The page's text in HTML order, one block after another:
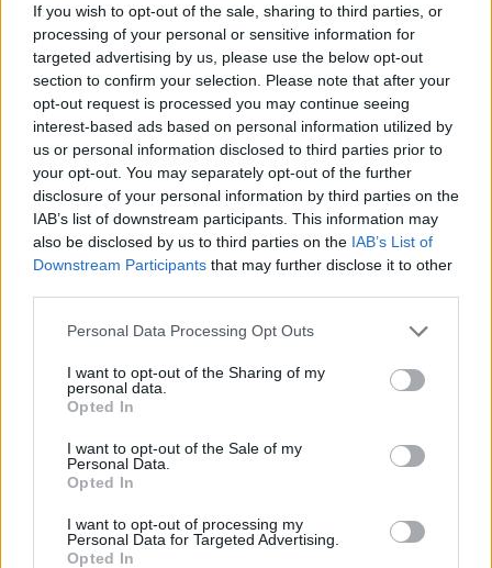
If you wish to opt-out of the sale, sharing to third parties, or
processing of your personal or sensitive information for
targeted advertising by us, please use the below opt-out
section to confirm your selection. Please note that after your
opt-out request is processed you may continue seeing
interest-based ads based on personal information utilized by
us or personal information disclosed to third parties prior to
your opt-out. You may separately opt-out of the further
disclosure of your personal information by third parties on the
IAB’s list of downstream participants. This information may
also be disclosed by us to third parties on the IAB’s List of
Downstream Participants that may further disclose it to other
Please note that this website/app uses one or more Google
not limited to your visit or usage behaviour. You may click to
grant or deny consent to Google and its third-party tags to
use your data for below specified purposes in below Google
consent section.
Personal Data Processing Opt Outs
I want to opt-out of the Sharing of my
personal data.
Opted In
I want to opt-out of the Sale of my
Personal Data.
Opted In
I want to opt-out of processing my
Personal Data for Targeted Advertising.
Opted In
A film Howard Zinn népszerű történelmi
munkái - az A People's History of the United
States és az Anthony Arnove-val közösen
jegyzett Voices of A People's History -
nyomán készül, amelyek a hagyományos
történelemkönyvekből kimaradt
momentumokat idéznek, amikor az
amerikaiak szembeszálltak az
igazságtalansággal vagy a háborúval -
szerepel a produkció honlapján
(www.thepeoplespesk.com).
A Bourne-trilógia várható bővítéséről is a
hollywoodi mozis szaklap adott hírt a héten a
Universal filmstúdió tervezett munkáit
számba véve. A lap szerint az Apádra ütök
harmadik részével együtt az amnéziás
ügynök negyedik akciójához fűz a
legvérmesebb reményeket a stúdió, ám
mindkét produkció sztárigényes és költséges
vállalkozás, ezért nem tudni pontosan, mikor
vágnak bele.